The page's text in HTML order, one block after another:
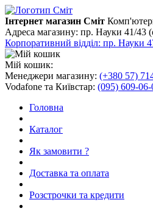
Інтернет магазин Сміт
Адреса магазину: пр. Науки 41/43
Корпоративний відділ: пр. Науки
Мій кошик:
Менеджери магазину: (+380 57)
Vodafone та Київстар: (095) 609-
Головна
Каталог
Як замовити ?
Доставка та оплата
Розстрочки та кредити